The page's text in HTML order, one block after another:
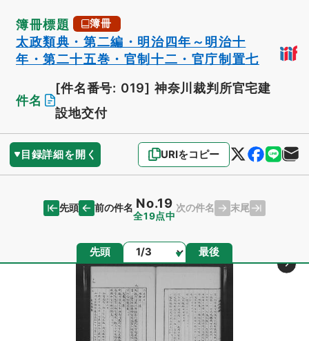
簿冊標題 簿冊
太政類典・第二編・明治四年～明治十
年・第二十五巻・官制十二・官庁制置七
件名
[件名番号: 019] 神奈川裁判所官宅建
設地交付
目録詳細を開く URIをコピー
先頭 前の件名 No.19
全19点中
次の件名 末尾
先頭 ページ 最後